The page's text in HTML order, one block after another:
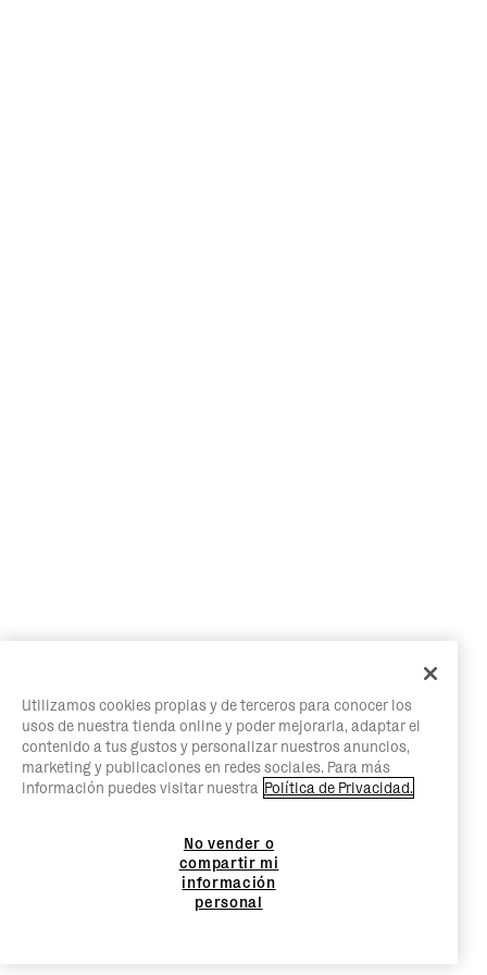
Utilizamos cookies propias y de terceros para conocer los
usos de nuestra tienda online y poder mejorarla, adaptar el
contenido a tus gustos y personalizar nuestros anuncios,
marketing y publicaciones en redes sociales. Para más
información puedes visitar nuestra Política de Privacidad.
No vender o
compartir mi
información
personal